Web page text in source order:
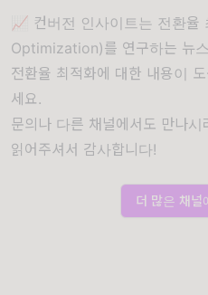
📈 컨버전 인사이트는 전환
Optimization)를 연구하는 뉴
전환율 최적화에 대한 내용이
세요.
문의나 다른 채널에서도 만나
읽어주셔서 감사합니다!
더 많은 채널